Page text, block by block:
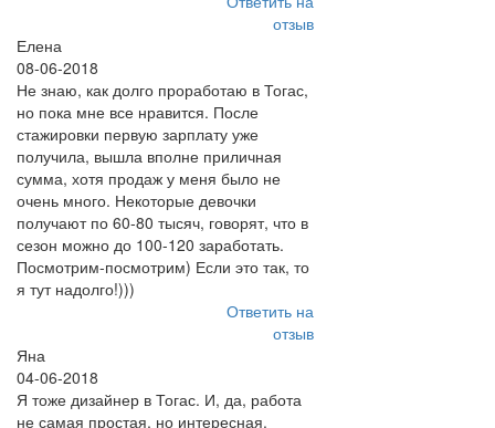
отзыв
Елена
08-06-2018
Не знаю, как долго проработаю в Тогас,
но пока мне все нравится. После
стажировки первую зарплату уже
получила, вышла вполне приличная
сумма, хотя продаж у меня было не
очень много. Некоторые девочки
получают по 60-80 тысяч, говорят, что в
сезон можно до 100-120 заработать.
Посмотрим-посмотрим) Если это так, то
я тут надолго!)))
Ответить на
отзыв
Яна
04-06-2018
Я тоже дизайнер в Тогас. И, да, работа
не самая простая, но интересная.